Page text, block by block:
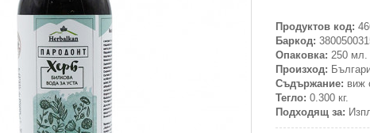
Продуктов код:
Баркод:
Опаковка: 250 мл.
Произход:
Съдържание: виж
Тегло: 0.300 кг.
Подходящ за: